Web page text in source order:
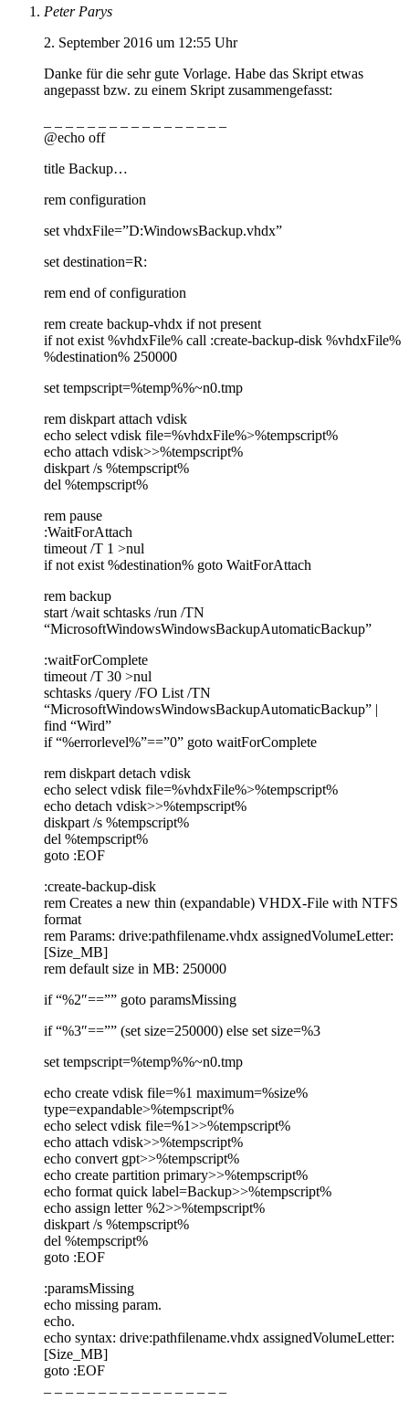
Peter Parys
2. September 2016 um 12:55 Uhr
Danke für die sehr gute Vorlage. Habe das Skript etwas
angepasst bzw. zu einem Skript zusammengefasst:
@echo off
title Backup…
rem configuration
set vhdxFile=”D:WindowsBackup.vhdx”
set destination=R:
rem end of configuration
rem create backup-vhdx if not present
if not exist %vhdxFile% call :create-backup-disk %vhdxFile%
%destination% 250000
set tempscript=%temp%%~n0.tmp
rem diskpart attach vdisk
echo select vdisk file=%vhdxFile%>%tempscript%
echo attach vdisk>>%tempscript%
diskpart /s %tempscript%
del %tempscript%
rem pause
:WaitForAttach
timeout /T 1 >nul
if not exist %destination% goto WaitForAttach
rem backup
start /wait schtasks /run /TN
“MicrosoftWindowsWindowsBackupAutomaticBackup”
:waitForComplete
timeout /T 30 >nul
schtasks /query /FO List /TN
“MicrosoftWindowsWindowsBackupAutomaticBackup” |
find “Wird”
if “%errorlevel%”==”0” goto waitForComplete
rem diskpart detach vdisk
echo select vdisk file=%vhdxFile%>%tempscript%
echo detach vdisk>>%tempscript%
diskpart /s %tempscript%
del %tempscript%
goto :EOF
:create-backup-disk
rem Creates a new thin (expandable) VHDX-File with NTFS
format
rem Params: drive:pathfilename.vhdx assignedVolumeLetter:
[Size_MB]
rem default size in MB: 250000
if “%2″==”” goto paramsMissing
if “%3″==”” (set size=250000) else set size=%3
set tempscript=%temp%%~n0.tmp
echo create vdisk file=%1 maximum=%size%
type=expandable>%tempscript%
echo select vdisk file=%1>>%tempscript%
echo attach vdisk>>%tempscript%
echo convert gpt>>%tempscript%
echo create partition primary>>%tempscript%
echo format quick label=Backup>>%tempscript%
echo assign letter %2>>%tempscript%
diskpart /s %tempscript%
del %tempscript%
goto :EOF
:paramsMissing
echo missing param.
echo.
echo syntax: drive:pathfilename.vhdx assignedVolumeLetter:
[Size_MB]
goto :EOF